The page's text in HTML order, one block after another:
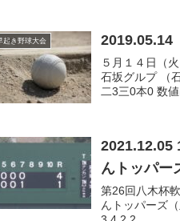
起き野球大会
５月１４日（
石坂グルプ （
二3三0本0 数
2021.12.05 11月２１日 第26回八木杯軟式野球大会（Ｃ級）決勝 なんか
んトッパ
第26回八木杯
んトッパーズ